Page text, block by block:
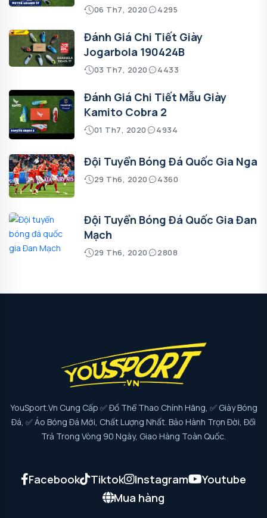
06 Th7, 2020 4295
Đánh Giá Chi Tiết Giày
Jogarbola 190424B
03 Th7, 2020 4433
Đánh Giá Chi Tiết Mẫu Giày
Kamito Cobra 2
01 Th7, 2020 4934
Đội Tuyển Bóng Đá Quốc Gia Nga
29 Th6, 2020 4360
Đội Tuyển Bóng Đá Quốc Gia Đan
Mạch
29 Th6, 2020 2808
YouSport.vn Cung Cấp ✅ Đồ Thể Thao Chính Hãng, ✅ Giày Bóng
Đá, ✅ Áo Bóng Đá Mới, Chất Lượng Nhất. Bảo Hành Trọn Đời, Đổi
Trả Trong Vòng 90 Ngày, Giao Hàng Toàn Quốc.
Facebook Tiktok Instagram
Youtube
Mua hàng